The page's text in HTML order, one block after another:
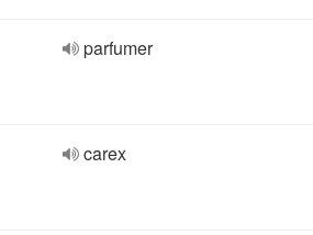
parfumer
carex